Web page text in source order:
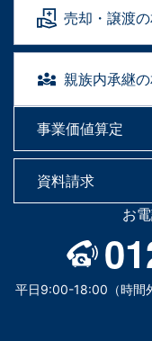
売却・譲渡
親族内承継
事業価値算定
資料請求
お
平日9:00-18:00（時間